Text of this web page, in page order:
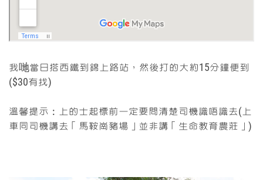
我哋當日搭西鐵到錦上路站，然後打的大約15分鐘便到
($30有找)
溫馨提示：上的士起標前一定要問清楚司機識唔識去(上
車同司機講去「馬鞍崗豬場」並非講「生命教育農莊」)